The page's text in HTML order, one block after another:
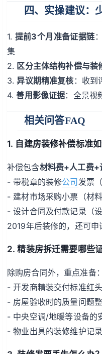
四、实操建议：
1. 提前3个月准备证据链
集
2. 区分主体结构补偿与装
3.异议期精准复核 ：收到
4.善用影像证据：全景视
相关问答FAQ
1. 自建房装修补偿标准如
补偿包含材料费+人工费+
- 带税章的装修公司发票
- 建材市场采购小票（材料
- 设计合同及付款记录（设
2019年后装修的，还可申
2. 精装房拆迁需要哪些
除购房合同外，重点准备：
- 开发商精装交付标准红
- 房屋验收时的质量问题
- 中央空调/地暖等设备的
- 物业出具的装修维护记录